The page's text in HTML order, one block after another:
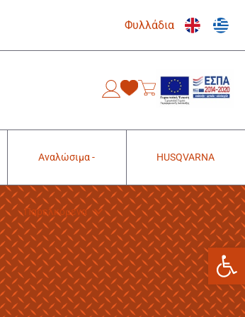
Φυλλάδια
Αναλώσιμα -
Παρελκόμενα
HUSQVARNA